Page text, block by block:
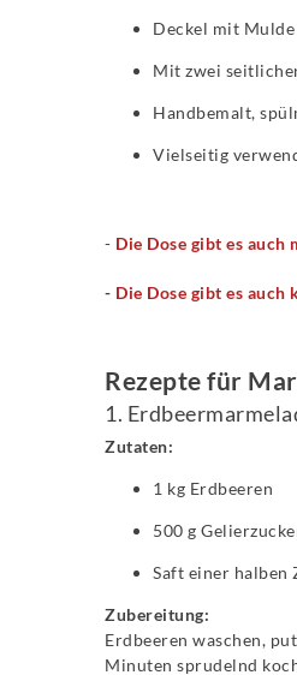
Deckel mit
Mit zwei
Handbemalt,
Vielseitig
- Die Dose gibt es auch
- Die Dose gibt es auch
Rezepte für
1.
Zutaten:
1 kg Erdbeeren
500 g
Saft einer halben
Zubereitung:
Erdbeeren waschen,
Minuten sprudelnd